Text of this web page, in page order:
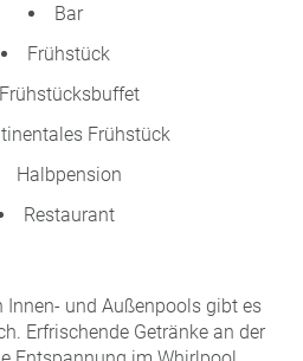
Bar
Frühstück
Frühstücksbuffet
Frühstück
Halbpension
Restaurant
Innen- und Außenpools gibt es
Erfrischende Getränke an der